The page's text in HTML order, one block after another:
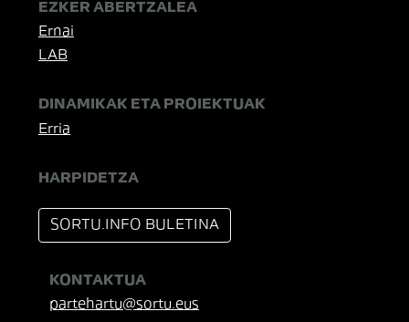
EZKER ABERTZALEA
Ernai
LAB
DINAMIKAK ETA PROIEKTUAK
Erria
HARPIDETZA
SORTU.INFO BULETINA
KONTAKTUA
partehartu@sortu.eus